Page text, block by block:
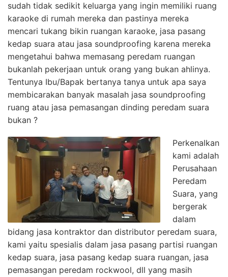
sudah tidak sedikit keluarga yang ingin memiliki ruang
karaoke di rumah mereka dan pastinya mereka
mencari tukang bikin ruangan karaoke, jasa pasang
kedap suara atau jasa soundproofing karena mereka
mengetahui bahwa memasang peredam ruangan
bukanlah pekerjaan untuk orang yang bukan ahlinya.
Tentunya Ibu/Bapak bertanya tanya untuk apa saya
membicarakan banyak masalah jasa soundproofing
ruang atau jasa pemasangan dinding peredam suara
bukan ?
Perkenalkan
kami adalah
Perusahaan
Peredam
Suara, yang
bergerak
dalam
bidang jasa kontraktor dan distributor peredam suara,
kami yaitu spesialis dalam jasa pasang partisi ruangan
kedap suara, jasa pasang kedap suara ruangan, jasa
pemasangan peredam rockwool, dll yang masih